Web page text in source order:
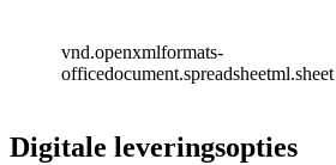
vnd.openxmlformats-
officedocument.spreadsheetml.sheet
Digitale leveringsopties